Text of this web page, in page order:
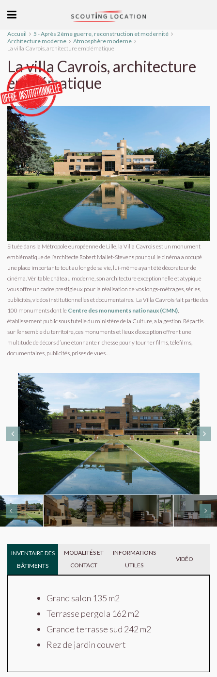
Accueil
5 - Après 2ème guerre, reconstruction et modernité
Architecture moderne
Atmosphère moderne
La villa Cavrois, architecture emblématique
La villa Cavrois, architecture
emblématique
Située dans la Métropole européenne de Lille, la Villa Cavrois est un monument
emblématique de l’architecte Robert Mallet-Stevens pour qui le cinéma a occupé
une place importante tout au long de sa vie, lui-même ayant été décorateur de
cinéma. Véritable château moderne, son architecture exceptionnelle et atypique
vous offre un cadre prestigieux pour la réalisation de vos longs-métrages, séries,
publicités, vidéos institutionnelles et documentaires. La Villa Cavroisfait partie des
100 monuments dont le Centre des monuments nationaux (CMN),
établissement public sous tutelle du ministère de la Culture, a la gestion. Répartis
sur l’ensemble du territoire, ces monuments et lieux d’exception offrent une
multitude de décors d’une étonnante richesse pour y tourner films, téléfilms,
documentaires, publicités, prises de vues…
INVENTAIRE DES
BÂTIMENTS
MODALITÉS ET
CONTACT
INFORMATIONS
UTILES
VIDÉO
Grand salon 135 m2
Terrasse pergola 162 m2
Grande terrasse sud 242 m2
Rez de jardin couvert